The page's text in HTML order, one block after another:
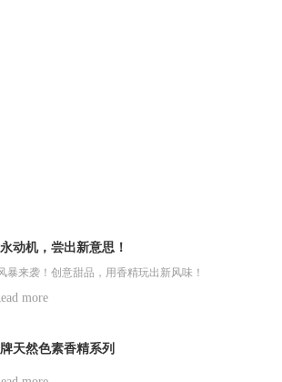
动机，尝出新意思！
暴来袭！创意甜品，用香精玩出新风味！
more
天然色素香精系列